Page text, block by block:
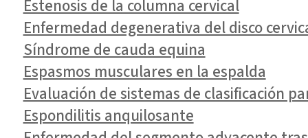
Estenosis de la columna cervical
Enfermedad degenerativa del disco
Síndrome de cauda equina
Espasmos musculares en la espalda
Evaluación de sistemas de clasificación
Espondilitis anquilosante